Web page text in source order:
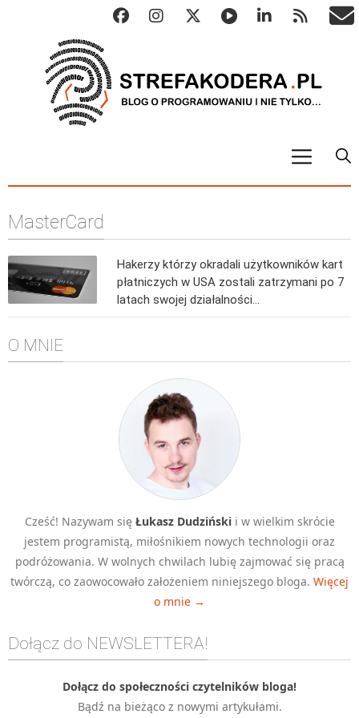
Metody numeryczne
Algorytmy sortowania
Algorytmy wyszukiwania
Inne
C++
Elementarz Java
Pascal
WEB
.htaccess
HTML 5
CSS 3
Django
PHP
WordPress
MasterCard
Hakerzy którzy okradali użytkowników kart
płatniczych w USA zostali zatrzymani po 7
latach swojej działalności…
O MNIE
Cześć! Nazywam się Łukasz Dudzińskii w wielkim skrócie
jestem programistą, miłośnikiem nowych technologii oraz
podróżowania. W wolnych chwilach lubię zajmować się pracą
twórczą, co zaowocowało założeniem niniejszego bloga. Więcej
o mnie →
Dołącz do NEWSLETTERA!
Dołącz do społeczności czytelników bloga!
Bądź na bieżąco z nowymi artykułami.